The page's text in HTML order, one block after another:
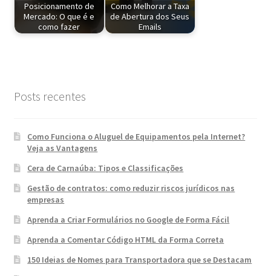
Posicionamento de
Mercado: O que é e
como fazer
Como Melhorar a Taxa
de Abertura dos Seus
Emails
Posts recentes
Como Funciona o Aluguel de Equipamentos pela Internet?
Veja as Vantagens
Cera de Carnaúba: Tipos e Classificações
Gestão de contratos: como reduzir riscos jurídicos nas
empresas
Aprenda a Criar Formulários no Google de Forma Fácil
Aprenda a Comentar Código HTML da Forma Correta
150 Ideias de Nomes para Transportadora que se Destacam